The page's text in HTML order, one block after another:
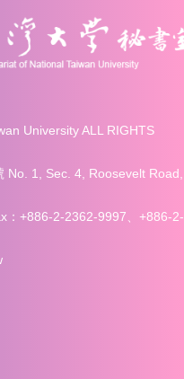
University ALL RIGHTS
No. 1, Sec. 4, Roosevelt Road,
+886-2-2362-9997、+886-2-